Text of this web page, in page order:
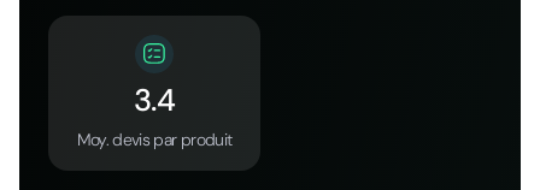
3.4
Moy. devis par produit